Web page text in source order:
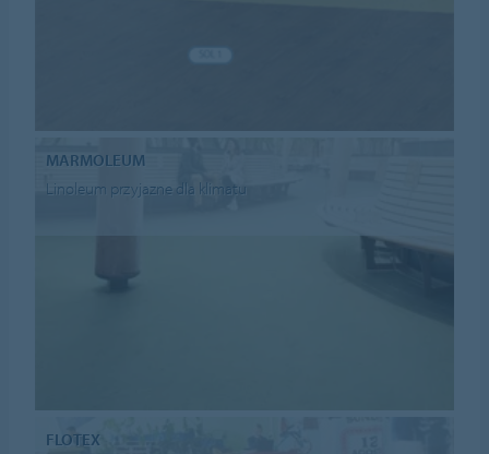
MARMOLEUM
Linoleum przyjazne dla klimatu
FLOTEX